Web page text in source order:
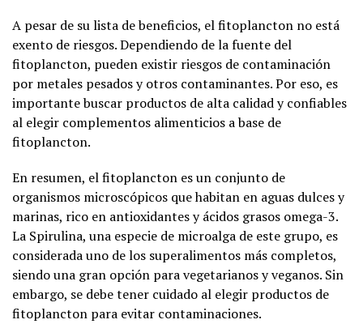
A pesar de su lista de beneficios, el fitoplancton no está
exento de riesgos. Dependiendo de la fuente del
fitoplancton, pueden existir riesgos de contaminación
por metales pesados y otros contaminantes. Por eso, es
importante buscar productos de alta calidad y confiables
al elegir complementos alimenticios a base de
fitoplancton.
En resumen, el fitoplancton es un conjunto de
organismos microscópicos que habitan en aguas dulces y
marinas, rico en antioxidantes y ácidos grasos omega-3.
La Spirulina, una especie de microalga de este grupo, es
considerada uno de los superalimentos más completos,
siendo una gran opción para vegetarianos y veganos. Sin
embargo, se debe tener cuidado al elegir productos de
fitoplancton para evitar contaminaciones.